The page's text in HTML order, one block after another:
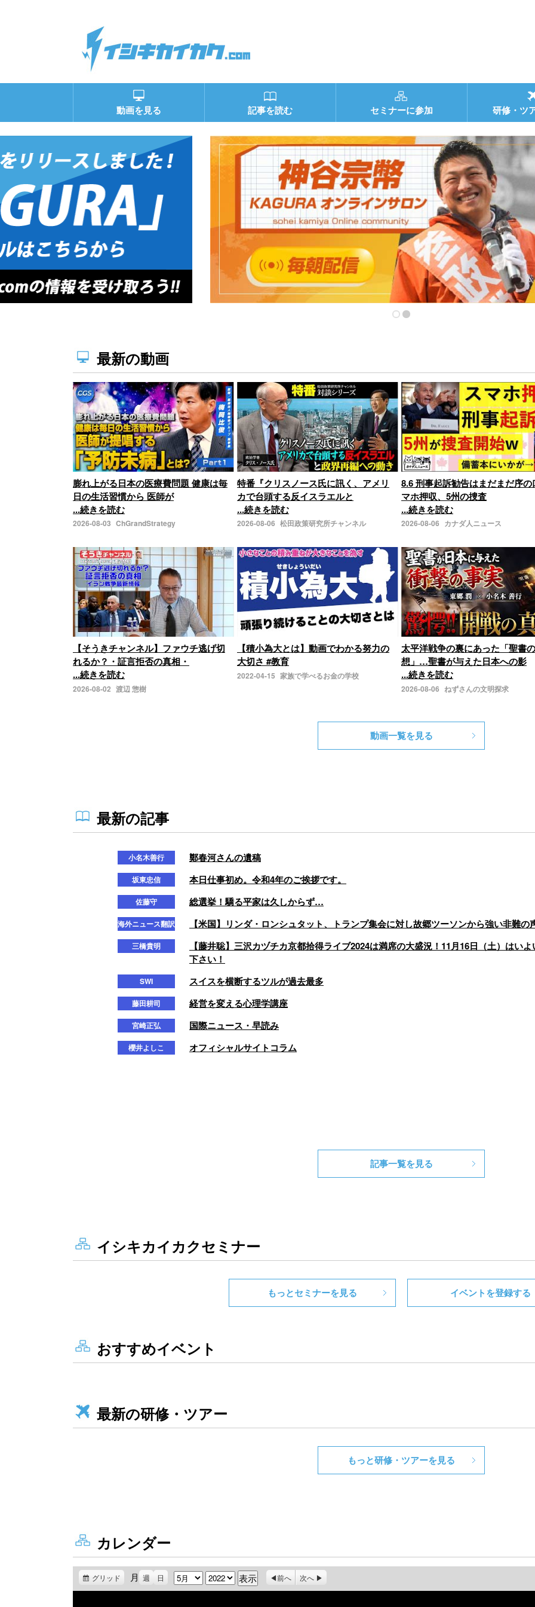
動画を見る 記事を読む セミナーに参加 研修・ツ
最新の動画
膨れ上がる日本の医療費問題 健康は毎
日の生活習慣から 医師が
...続きを読む
2026-08-03 ChGrandStrategy
特番『クリスノース氏に訊く、アメリ
カで台頭する反イスラエルと
...続きを読む
2026-08-06 松田政策研究所チャンネル
8.6 刑事起訴勧告はまだまだ序
マホ押収、5州の捜査
...続きを読む
2026-08-06 カナダ人ニュース
【そうきチャンネル】ファウチ逃げ切
れるか？・証言拒否の真相・
...続きを読む
2026-08-02 渡辺 惣樹
【積小為大とは】動画でわかる努力の
大切さ #教育
2022-04-15 家族で学べるお金の学校
太平洋戦争の裏にあった「聖書
想」…聖書が与えた日本への影
...続きを読む
2026-08-06 ねずさんの文明探求
動画一覧を見る
最新の記事
記事一覧を見る
イシキカイカクセミナー
もっとセミナーを見る イベントを登録する
おすすめイベント
最新の研修・ツアー
もっと研修・ツアーを見る
カレンダー
グリッド 月 週 日 月 年 前へ 次へ